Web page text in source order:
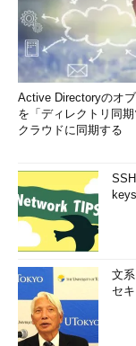
Active Directoryのオ
を「ディレクトリ同
クラウドに同期する
文
セ